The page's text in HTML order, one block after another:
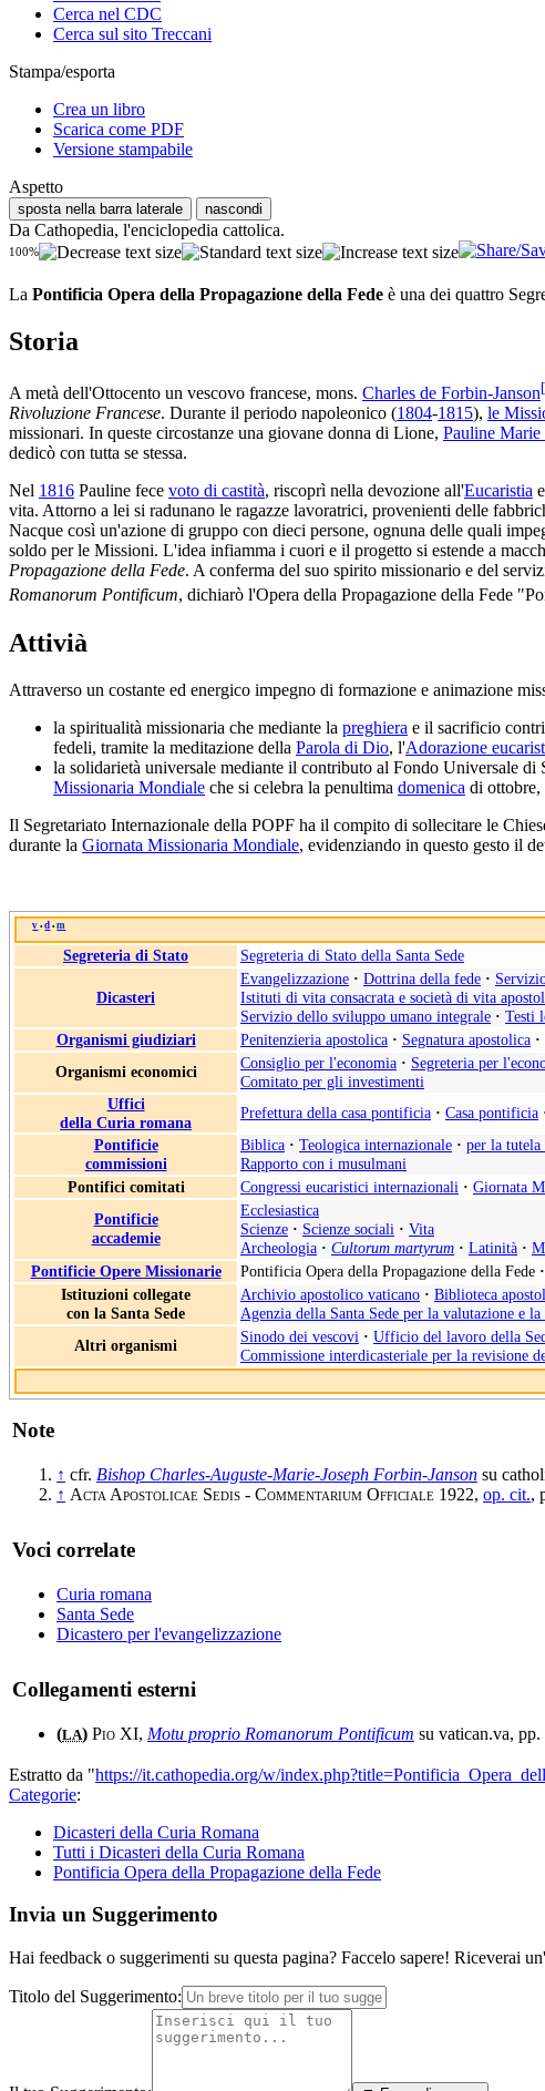
Cerca nel CDC
Cerca sul sito Treccani
Stampa/esporta
Crea un libro
Scarica come PDF
Versione stampabile
Aspetto
sposta nella barra laterale nascondi
Da Cathopedia, l'enciclopedia cattolica.
100%
La Pontificia Opera della Propagazione della Fede è una dei quattro
Storia
A metà dell'Ottocento un vescovo francese, mons. Charles de Forbin-Janson[
Rivoluzione Francese. Durante il periodo napoleonico (1804-1815), le
missionari. In queste circostanze una giovane donna di Lione, Pauline Marie
dedicò con tutta se stessa.
Nel 1816 Pauline fece voto di castità, riscoprì nella devozione all'Eucaristia
vita. Attorno a lei si radunano le ragazze lavoratrici, provenienti delle
Nacque così un'azione di gruppo con dieci persone, ognuna delle quali
soldo per le Missioni. L'idea infiamma i cuori e il progetto si estende a
Propagazione della Fede. A conferma del suo spirito missionario e del
Romanorum Pontificum, dichiarò l'Opera della Propagazione della Fede
Attivià
Attraverso un costante ed energico impegno di formazione e animazione
la spiritualità missionaria che mediante la preghiera e il sacrificio
fedeli, tramite la meditazione della Parola di Dio, l'Adorazione
la solidarietà universale mediante il contributo al Fondo Universale
Missionaria Mondiale che si celebra la penultima domenica di ottobre,
Il Segretariato Internazionale della POPF ha il compito di sollecitare le
durante la Giornata Missionaria Mondiale, evidenziando in questo gesto il
v • d • m
Segreteria di Stato Segreteria di Stato della Santa Sede
Dicasteri
Evangelizzazione · Dottrina della fede ·
Istituti di vita consacrata e società di vita
Servizio dello sviluppo umano integrale · Testi
Organismi giudiziari
Penitenzieria apostolica · Segnatura apostolica ·
Organismi economici
Consiglio per l'economia · Segreteria per
Comitato per gli investimenti
Uffici
della Curia romana
Prefettura della casa pontificia · Casa pontificia
Pontificie
commissioni
Biblica · Teologica internazionale · per la
Rapporto con i musulmani
Pontifici comitati
Congressi eucaristici internazionali · Giornata
Pontificie
accademie
Ecclesiastica
Scienze · Scienze sociali · Vita
Archeologia · Cultorum martyrum · Latinità ·
Pontificie Opere Missionarie
Pontificia Opera della Propagazione della Fede ·
Istituzioni collegate
con la Santa Sede
Archivio apostolico vaticano · Biblioteca
Agenzia della Santa Sede per la valutazione e
Altri organismi
Sinodo dei vescovi · Ufficio del lavoro della
Commissione interdicasteriale per la revisione
Note
↑ cfr. Bishop Charles-Auguste-Marie-Joseph Forbin-Janson su
↑ Acta Apostolicae Sedis - Commentarium Officiale 1922, op. cit.,
Voci correlate
Curia romana
Santa Sede
Dicastero per l'evangelizzazione
Collegamenti esterni
(LA) Pio XI, Motu proprio Romanorum Pontificum su vatican.va,
Estratto da "https://it.cathopedia.org/w/
Categorie:
Dicasteri della Curia Romana
Tutti i Dicasteri della Curia Romana
Pontificia Opera della Propagazione della Fede
Invia un Suggerimento
Hai feedback o suggerimenti su questa pagina? Faccelo sapere! Riceverai
Titolo del Suggerimento: